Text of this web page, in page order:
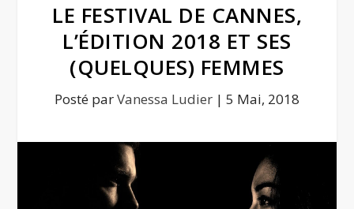
LE FESTIVAL DE CANNES,
L’ÉDITION 2018 ET SES
(QUELQUES) FEMMES
Posté parVanessa Ludier | 5 Mai, 2018